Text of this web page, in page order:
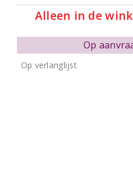
Alleen in de
Op
Op verlanglijst